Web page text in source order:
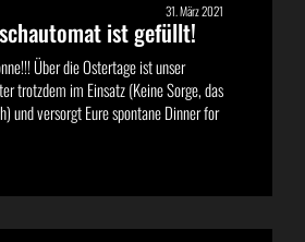
31. März 2021
ist gefüllt!
Über die Ostertage ist unser
trotzdem im Einsatz (Keine Sorge, das
und versorgt Eure spontane Dinner for